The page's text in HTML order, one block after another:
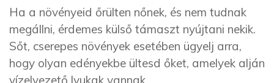
Ha a növényeid őrülten nőnek, és nem tudnak
megállni, érdemes külső támaszt nyújtani nekik.
Sőt, cserepes növények esetében ügyelj arra,
hogy olyan edényekbe ültesd őket, amelyek alján